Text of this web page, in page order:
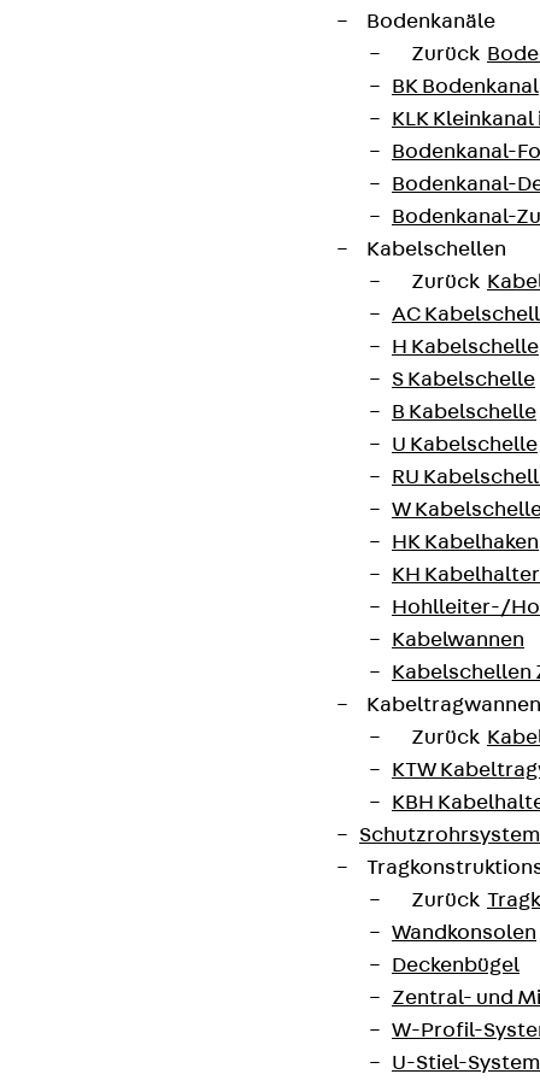
Bodenkanäle
Zurück
BK Bodenkanal
KLK
Bodenkanal-
Bodenkanal-
Bodenkanal-
Kabelschellen
Zurück
AC
H Kabelschelle
S Kabelschelle
B Kabelschelle
U Kabelschelle
RU
W
HK Kabelhaken
KH Kabelhalter
Hohlleiter-/
Kabelwannen
Kabelschellen
Zurück
KTW
KBH
Zurück
Wandkonsolen
Deckenbügel
Zentral- und
W-Profil-
U-Stiel-System